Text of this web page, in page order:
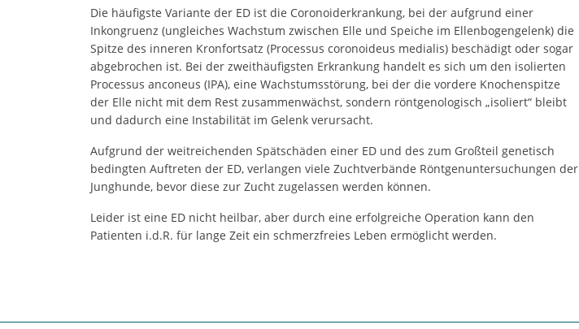
Die häufigste Variante der ED ist die Coronoiderkrankung, bei der aufgrund einer
Inkongruenz (ungleiches Wachstum zwischen Elle und Speiche im Ellenbogengelenk) die
Spitze des inneren Kronfortsatz (Processus coronoideus medialis) beschädigt oder sogar
abgebrochen ist. Bei der zweithäufigsten Erkrankung handelt es sich um den isolierten
Processus anconeus (IPA), eine Wachstumsstörung, bei der die vordere Knochenspitze
der Elle nicht mit dem Rest zusammenwächst, sondern röntgenologisch „isoliert“ bleibt
und dadurch eine Instabilität im Gelenk verursacht.
Aufgrund der weitreichenden Spätschäden einer ED und des zum Großteil genetisch
bedingten Auftreten der ED, verlangen viele Zuchtverbände Röntgenuntersuchungen der
Junghunde, bevor diese zur Zucht zugelassen werden können.
Leider ist eine ED nicht heilbar, aber durch eine erfolgreiche Operation kann den
Patienten i.d.R. für lange Zeit ein schmerzfreies Leben ermöglicht werden.